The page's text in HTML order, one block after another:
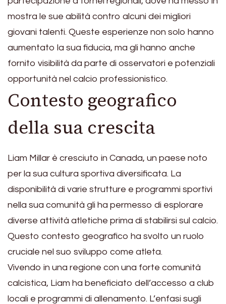
mostra le sue abilità contro alcuni dei migliori
giovani talenti. Queste esperienze non solo hanno
aumentato la sua fiducia, ma gli hanno anche
fornito visibilità da parte di osservatori e potenziali
opportunità nel calcio professionistico.
Contesto geografico
della sua crescita
Liam Millar è cresciuto in Canada, un paese noto
per la sua cultura sportiva diversificata. La
disponibilità di varie strutture e programmi sportivi
nella sua comunità gli ha permesso di esplorare
diverse attività atletiche prima di stabilirsi sul calcio.
Questo contesto geografico ha svolto un ruolo
cruciale nel suo sviluppo come atleta.
Vivendo in una regione con una forte comunità
calcistica, Liam ha beneficiato dell’accesso a club
locali e programmi di allenamento. L’enfasi sugli